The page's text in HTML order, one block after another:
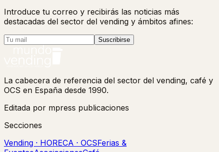
Introduce tu correo y recibirás las noticias más
destacadas del sector del vending y ámbitos afines:
Suscribirse
La cabecera de referencia del sector del vending, café y
OCS en España desde 1990.
Editada por mpress publicaciones
Secciones
Vending · HORECA · OCSFerias &